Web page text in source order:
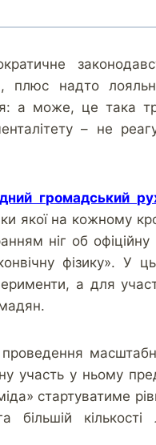
плюс надто
а може, це така
– не
громадський
якої на кожному
ніг об офіційну
фізику». У
а для
участь у ньому
стартуватиме
більшій